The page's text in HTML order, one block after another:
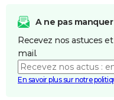
A ne pas manquer
Recevez nos astuces
mail.
En savoir plus sur notre